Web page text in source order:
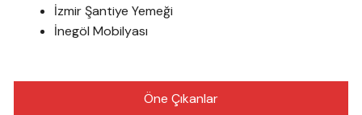
İzmir Şantiye Yemeği
İnegöl Mobilyası
Öne Çıkanlar